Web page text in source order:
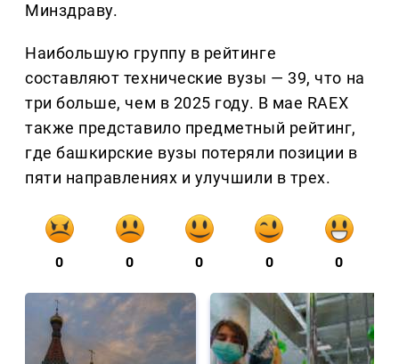
Минздраву.
Наибольшую группу в рейтинге
составляют технические вузы — 39, что на
три больше, чем в 2025 году. В мае RAEX
также представило предметный рейтинг,
где башкирские вузы потеряли позиции в
пяти направлениях и улучшили в трех.
0 0 0 0 0